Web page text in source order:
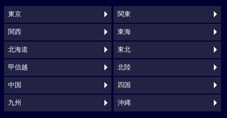
東京 関東
関西 東海
北海道 東北
甲信越 北陸
中国 四国
九州 沖縄